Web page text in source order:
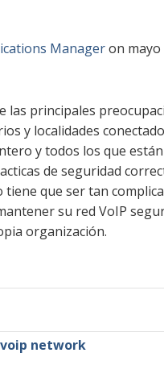
Manageron mayo
las principales
y localidades
y todos los que
de seguridad
que ser tan
su red VoIP
organización.
voip network